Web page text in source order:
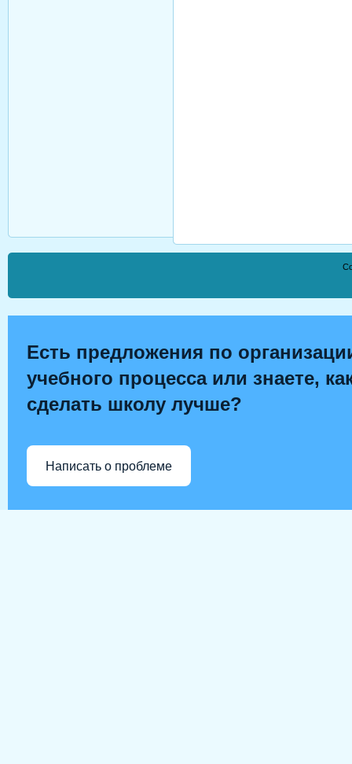
Есть предложения по
учебного процесса или знаете,
сделать школу лучше?
Написать о проблеме